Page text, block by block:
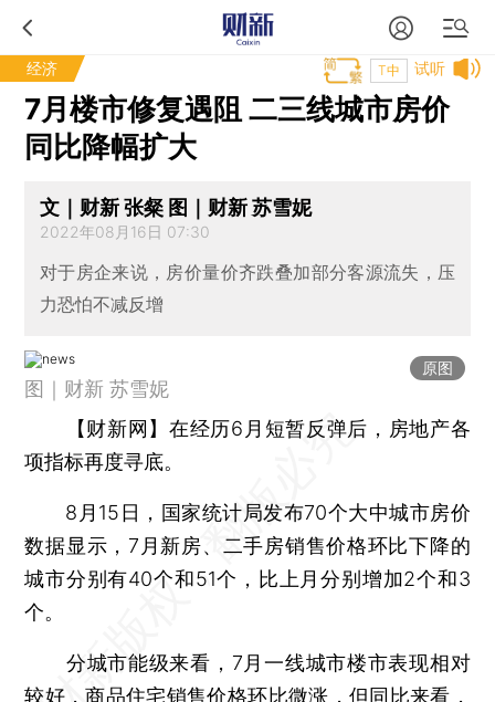
经济 试听
T中
7月楼市修复遇阻 二三线城市房价
同比降幅扩大
文｜财新 张粲 图｜财新 苏雪妮
2022年08月16日 07:30
对于房企来说，房价量价齐跌叠加部分客源流失，压
力恐怕不减反增
原图
图｜财新 苏雪妮
【财新网】在经历6月短暂反弹后，房地产各
项指标再度寻底。
8月15日，国家统计局发布70个大中城市房价
数据显示，7月新房、二手房销售价格环比下降的
城市分别有40个和51个，比上月分别增加2个和3
个。
分城市能级来看，7月一线城市楼市表现相对
较好，商品住宅销售价格环比微涨，但同比来看，